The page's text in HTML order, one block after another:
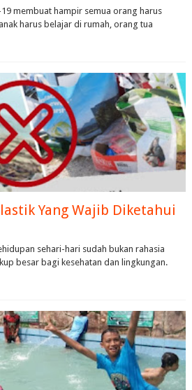
membuat hampir semua orang harus
harus belajar di rumah, orang tua
Yang Wajib Diketahui
sehari-hari sudah bukan rahasia
besar bagi kesehatan dan lingkungan.